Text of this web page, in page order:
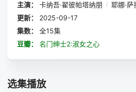
主演：
卡纳吾·翟彼帕塔纳朋 / 耶娜·萨
更新：
2025-09-17
集数：
全15集
豆瓣：
名门绅士2:淑女之心
选集播放